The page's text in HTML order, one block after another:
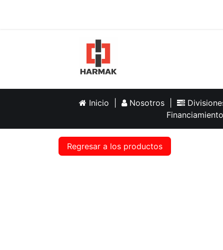
Inicio Nosotros
Financiamiento
Regresar a los productos